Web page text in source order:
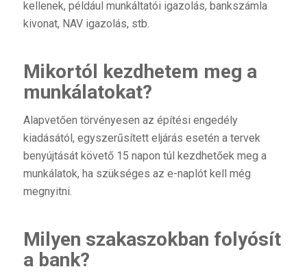
kellenek, például munkáltatói igazolás, bankszámla
kivonat, NAV igazolás, stb.
Mikortól kezdhetem meg a
munkálatokat?
Alapvetően törvényesen az építési engedély
kiadásától, egyszerűsített eljárás esetén a tervek
benyújtását követő 15 napon túl kezdhetőek meg a
munkálatok, ha szükséges az e-naplót kell még
megnyitni.
Milyen szakaszokban folyósít
a bank?